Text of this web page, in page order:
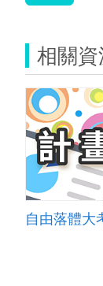
相關
自由落體大